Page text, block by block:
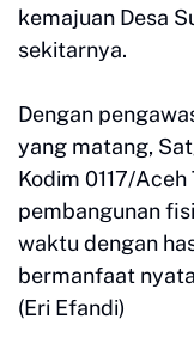
kemajuan Desa
sekitarnya.
Dengan
yang matang,
Kodim 0117/
pembangunan
waktu dengan
bermanfaat
(Eri Efandi)